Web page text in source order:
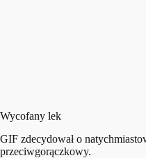
Wycofany lek
GIF zdecydował o
przeciwgorączkowy.